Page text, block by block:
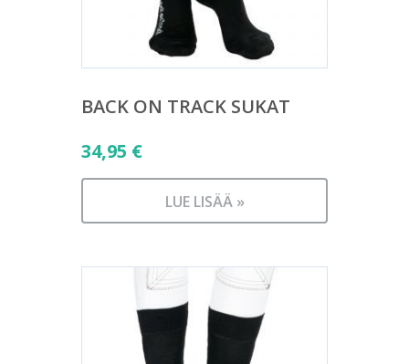
BACK ON TRACK SUKAT
34,95 €
LUE LISÄÄ »